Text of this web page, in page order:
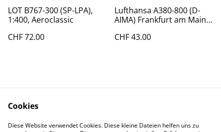
LOT B767-300 (SP-LPA),
1:400, Aeroclassic
CHF 72.00
Lufthansa A380-800 (D-
AIMA) Frankfurt am Main,
CHF 43.00
Contact Us Legal Terms
Cookies
Diese Website verwendet Cookies. Diese kleine Dateien helfen uns zu